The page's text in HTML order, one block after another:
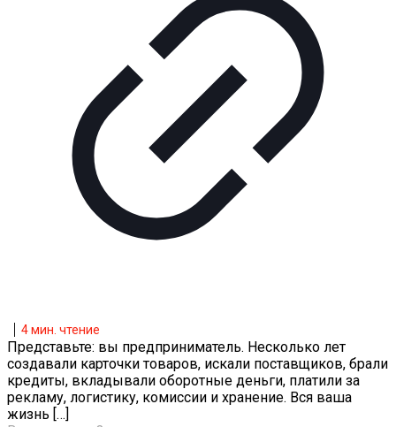
4мин. чтение
Представьте: вы предприниматель. Несколько лет
создавали карточки товаров, искали поставщиков, брали
кредиты, вкладывали оборотные деньги, платили за
рекламу, логистику, комиссии и хранение. Вся ваша
жизнь […]